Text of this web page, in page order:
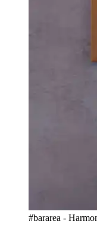
#bararea -